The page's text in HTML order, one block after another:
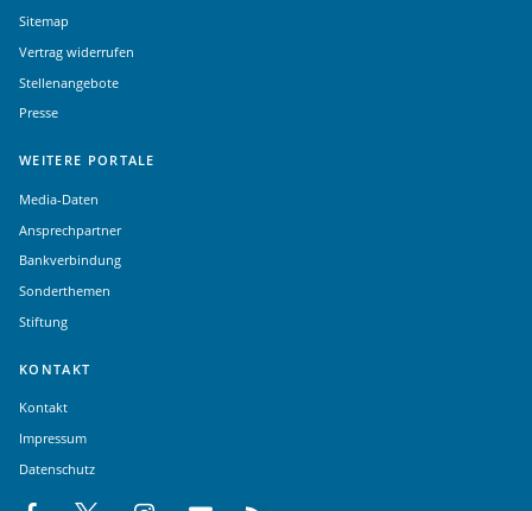
Sitemap
Vertrag widerrufen
Stellenangebote
Presse
WEITERE PORTALE
Media-Daten
Ansprechpartner
Bankverbindung
Sonderthemen
Stiftung
KONTAKT
Kontakt
Impressum
Datenschutz